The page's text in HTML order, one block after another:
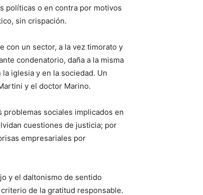
políticas o en contra por motivos
sin crispación.
con un sector, a la vez timorato y
condenatorio, daña a la misma
iglesia y en la sociedad. Un
y el doctor Marino.
problemas sociales implicados en
cuestiones de justicia; por
empresariales por
y el daltonismo de sentido
de la gratitud responsable.